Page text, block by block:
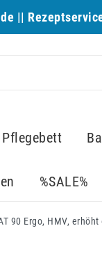
||
Pflegebett
%SALE%